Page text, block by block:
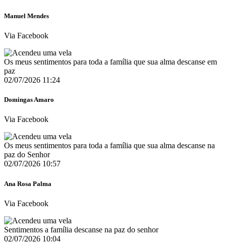
Manuel Mendes
Via Facebook
Os meus sentimentos para toda a família que sua alma descanse em
paz
02/07/2026 11:24
Domingas Amaro
Via Facebook
Os meus sentimentos para toda a família que sua alma descanse na
paz do Senhor
02/07/2026 10:57
Ana Rosa Palma
Via Facebook
Sentimentos a família descanse na paz do senhor
02/07/2026 10:04